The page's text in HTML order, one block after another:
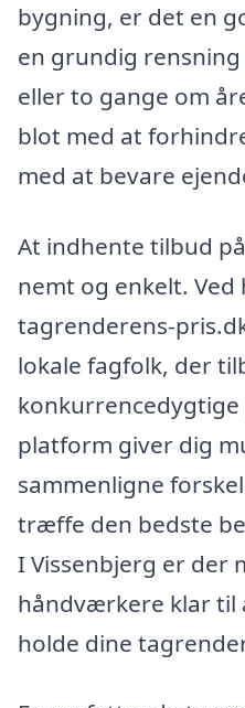
bygning, er det en
en grundig
eller to gange om
blot med at
med at bevare
At indhente tilbud
nemt og enkelt.
tagrenderens-
lokale fagfolk, der
konkurrencedygtige
platform giver dig
sammenligne
træffe den bedste
I Vissenbjerg er der
håndværkere klar til
holde dine